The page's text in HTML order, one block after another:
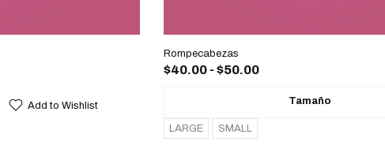
Add to Wishlist
Rompecabezas
$40.00 - $50.00
Tamaño
LARGE SMALL